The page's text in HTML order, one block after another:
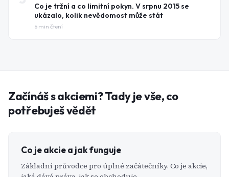
Co je tržní a co limitní pokyn. V srpnu 2015 se
ukázalo, kolik nevědomost může stát
6 min čtení
Začínáš s akciemi? Tady je vše, co
potřebuješ vědět
Co je akcie a jak funguje
Základní průvodce pro úplné začátečníky. Co je akcie,